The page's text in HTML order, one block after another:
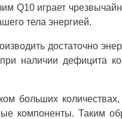
Q10 играет
тела энергией.
достаточно
наличии дефицита
больших количествах,
компоненты. Таким